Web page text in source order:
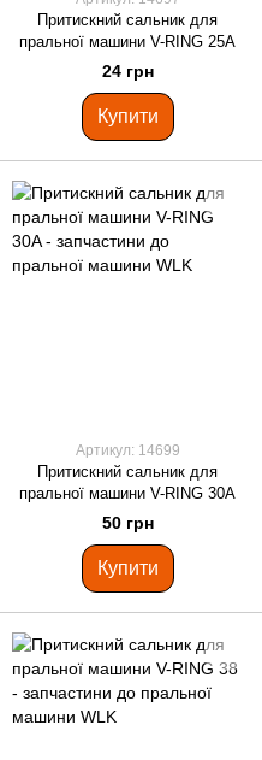
Притискний сальник для
пральної машини V-RING 25A
24 грн
Купити
Артикул: 14699
Притискний сальник для
пральної машини V-RING 30A
50 грн
Купити